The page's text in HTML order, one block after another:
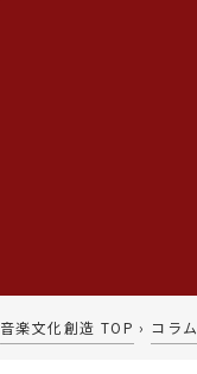
音楽文化創造 TOP › コラム